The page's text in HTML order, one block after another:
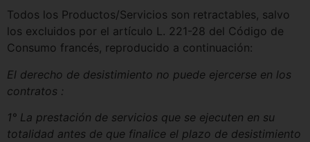
Todos los Productos/Servicios son retractables, salvo
los excluidos por el artículo L. 221-28 del Código de
Consumo francés, reproducido a continuación:
El derecho de desistimiento no puede ejercerse en los
contratos :
1° La prestación de servicios que se ejecuten en su
totalidad antes de que finalice el plazo de desistimiento